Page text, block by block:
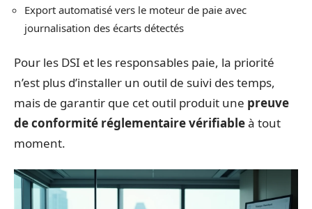
Export automatisé vers le moteur de paie avec
journalisation des écarts détectés
Pour les DSI et les responsables paie, la priorité
n’est plus d’installer un outil de suivi des temps,
mais de garantir que cet outil produit une preuve
de conformité réglementaire vérifiableà tout
moment.